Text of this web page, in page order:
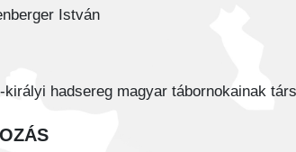
István
királyi hadsereg magyar tábornokainak